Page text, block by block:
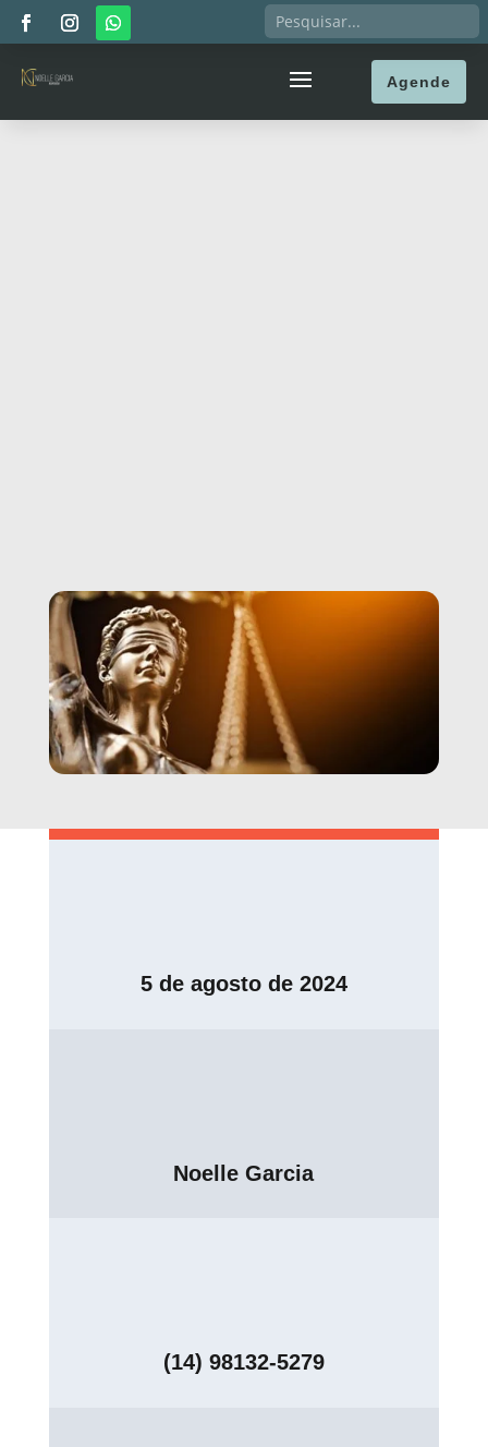
Agende
5 de agosto de 2024
Noelle Garcia
(14) 98132-5279